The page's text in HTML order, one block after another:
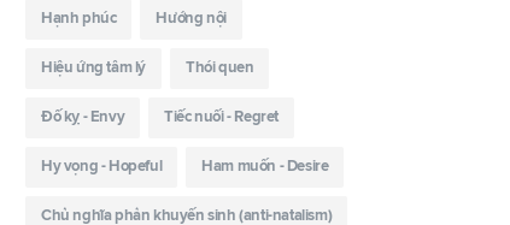
Hạnh phúc Hướng nội
Hiệu ứng tâm lý Thói quen
Đố kỵ - Envy Tiếc nuối - Regret
Hy vọng - Hopeful Ham muốn - Desire
Chủ nghĩa phản khuyến sinh (anti-natalism)